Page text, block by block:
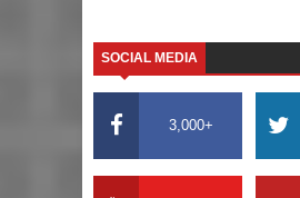
SOCIAL MEDIA
3,000+